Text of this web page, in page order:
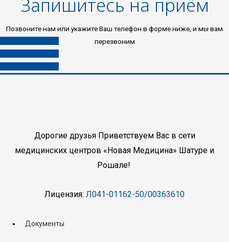
Позвоните нам или укажите Ваш телефон в форме ниже, и мы вам
перезвоним
Дорогие друзья Приветствуем Вас в сети
медицинских центров «Новая Медицина» Шатуре и
Рошале!
Лицензия: Л041-01162-50/00363610
Документы